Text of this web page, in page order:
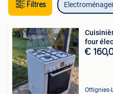
Filtres
four
€
Ottignies-